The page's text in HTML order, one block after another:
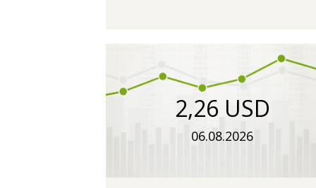
2,26 USD
06.08.2026